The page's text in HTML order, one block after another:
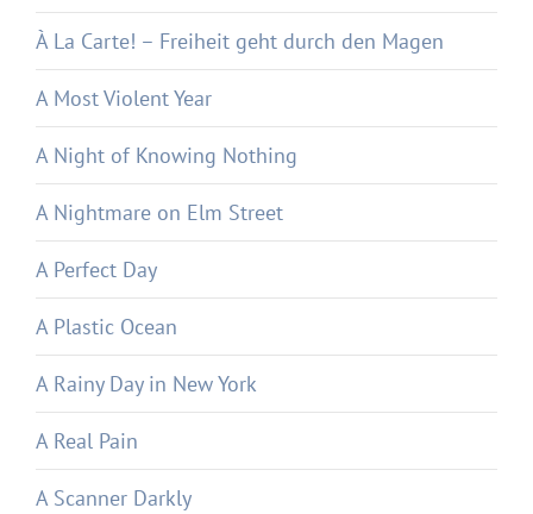
À La Carte! – Freiheit geht durch den Magen
A Most Violent Year
A Night of Knowing Nothing
A Nightmare on Elm Street
A Perfect Day
A Plastic Ocean
A Rainy Day in New York
A Real Pain
A Scanner Darkly